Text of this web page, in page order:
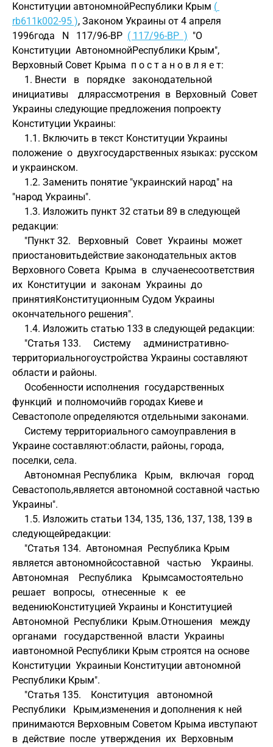
Конституции автономнойРеспублики Крым (
rb611k002-95 ), Законом Украины от 4 апреля
1996года   N   117/96-ВР ( 117/96-ВР  )
  "О
Конституции  АвтономнойРеспублики Крым",
Верховный Совет Крыма  п о с т а н о в л я е т:
инициативы    длярассмотрения  в  Верховный  Совет
Украины следующие предложения попроекту
Конституции Украины:
положение  о  двухгосударственных языках: русском
и украинском.
"народ Украины".
редакции:
приостановитьдействие законодательных актов
Верховного Совета  Крыма  в  случаенесоответствия
их  Конституции  и  законам  Украины  до
принятияКонституционным Судом Украины
окончательного решения".
     1.4. Изложить статью 133 в следующей редакции:
территориальногоустройства Украины составляют
области и районы.
функций  и полномочийв городах Киеве и
Севастополе определяются отдельными законами.
Украине составляют:области, районы, города,
поселки, села.
Севастополь,является автономной составной частью
Украины".
следующейредакции:
является автономнойсоставной   частью    Украины.
Автономная    Республика    Крымсамостоятельно
решает   вопросы,   отнесенные   к   ее
ведениюКонституцией Украины и Конституцией
Автономной  Республики  Крым.Отношения   между
органами   государственной  власти  Украины
иавтономной Республики Крым строятся на основе
Конституции  Украиныи Конституции автономной
Республики Крым".
Республики   Крым,изменения и дополнения к ней
принимаются Верховным Советом Крыма ивступают
в  действие  после  утверждения  их  Верховным